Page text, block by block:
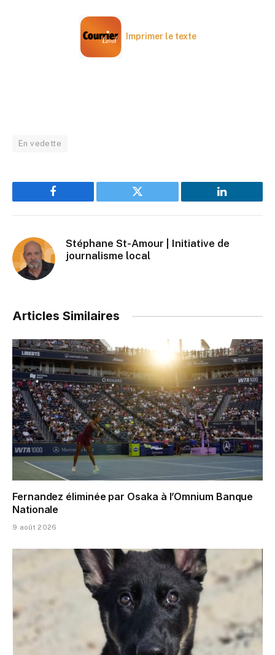
Imprimer le texte
En vedette
Facebook Twitter LinkedIn
Stéphane St-Amour | Initiative de
journalisme local
Articles Similaires
Fernandez éliminée par Osaka à l’Omnium Banque
Nationale
9 août 2026